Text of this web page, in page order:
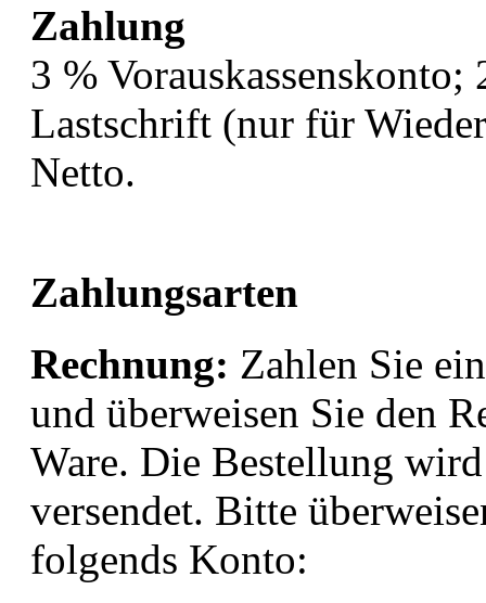
Zahlung
3 %
Lastschrift (nur für
Netto.
Zahlungsarten
Rechnung: Zahlen Sie
und überweisen Sie den
Ware. Die Bestellung
versendet. Bitte
folgends Konto: